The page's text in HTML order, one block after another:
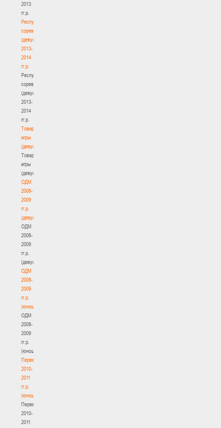
2013
гг.р.
Республиканские
соревнования
(девушки)
2013-
2014
гг.р.
Республиканские
соревнования
(девушки)
2013-
2014
гг.р.
Товарищеские
игры
(девушки)
Товарищеские
игры
(девушки)
ОДМ
2008-
2009
гг.р.
(девушки)
ОДМ
2008-
2009
гг.р.
(девушки)
ОДМ
2008-
2009
гг.р.
(юноши)
ОДМ
2008-
2009
гг.р.
(юноши)
Первенство
2010-
2011
гг.р.
(юноши)
Первенство
2010-
2011